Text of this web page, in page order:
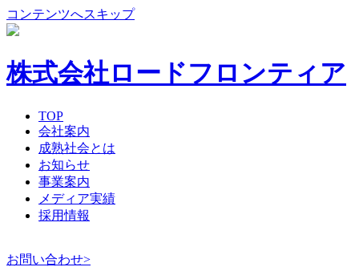
コンテンツへスキップ
株式会社ロードフロンティア
TOP
会社案内
成熟社会とは
お知らせ
事業案内
メディア実績
採用情報
お問い合わせ>